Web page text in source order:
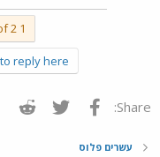
1 of 2
reply here.
Share: פייסבוק Twitter
עשרים פלוס